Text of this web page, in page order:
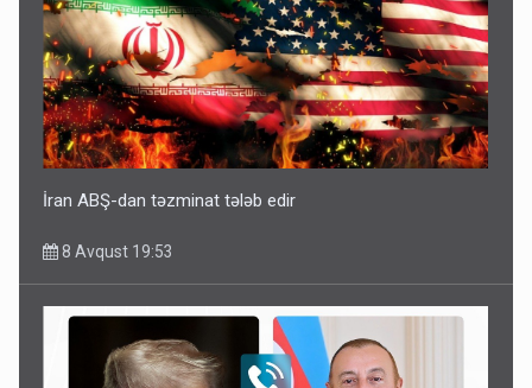
İran ABŞ-dan təzminat tələb edir
8 Avqust 19:53